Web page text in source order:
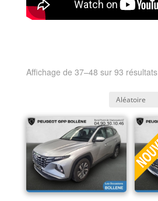
Affichage de 37–48 sur 93 résultats